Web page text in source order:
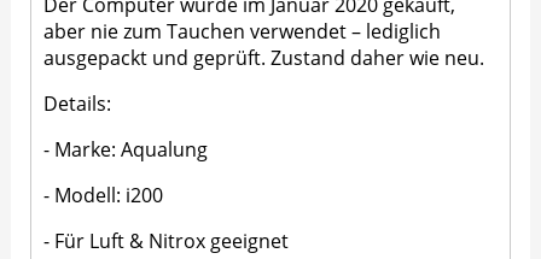
aber nie zum Tauchen verwendet – lediglich
ausgepackt und geprüft. Zustand daher wie neu.
Details:
- Marke: Aqualung
- Modell: i200
- Für Luft & Nitrox geeignet